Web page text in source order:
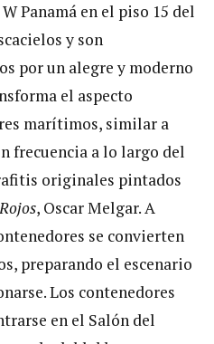
Panamá en el piso 15 del
y son
por un alegre y moderno
el aspecto
marítimos, similar a
frecuencia a lo largo del
originales pintados
, Oscar Melgar. A
se convierten
preparando el escenario
Los contenedores
en el Salón del